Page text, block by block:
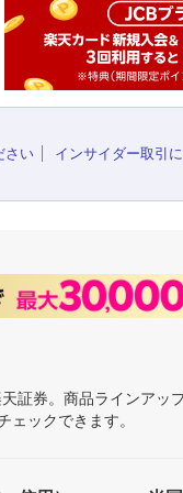
さい インサイダー取引
証券。商品ラインア
ックできます。